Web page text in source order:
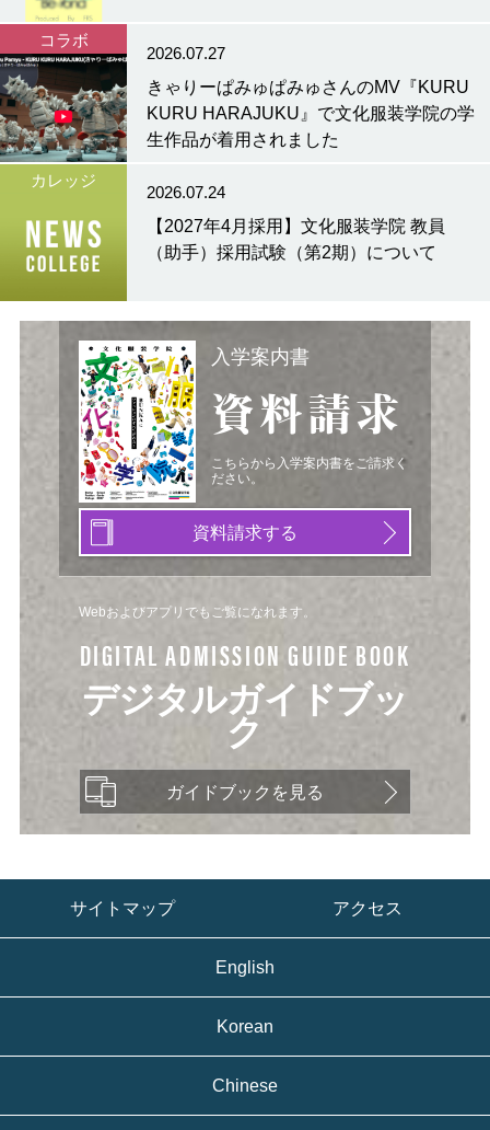
コラボ
2026.07.27
きゃりーぱみゅぱみゅさんのMV『KURU
KURU HARAJUKU』で文化服装学院の学
生作品が着用されました
カレッジ
2026.07.24
【2027年4月採用】文化服装学院 教員
（助手）採用試験（第2期）について
入学案内書
資料請求
こちらから入学案内書をご請求く
ださい。
資料請求する
Webおよびアプリでもご覧になれます。
DIGITAL ADMISSION GUIDE BOOK
デジタルガイドブッ
ク
ガイドブックを見る
サイトマップ アクセス
English
Korean
Chinese